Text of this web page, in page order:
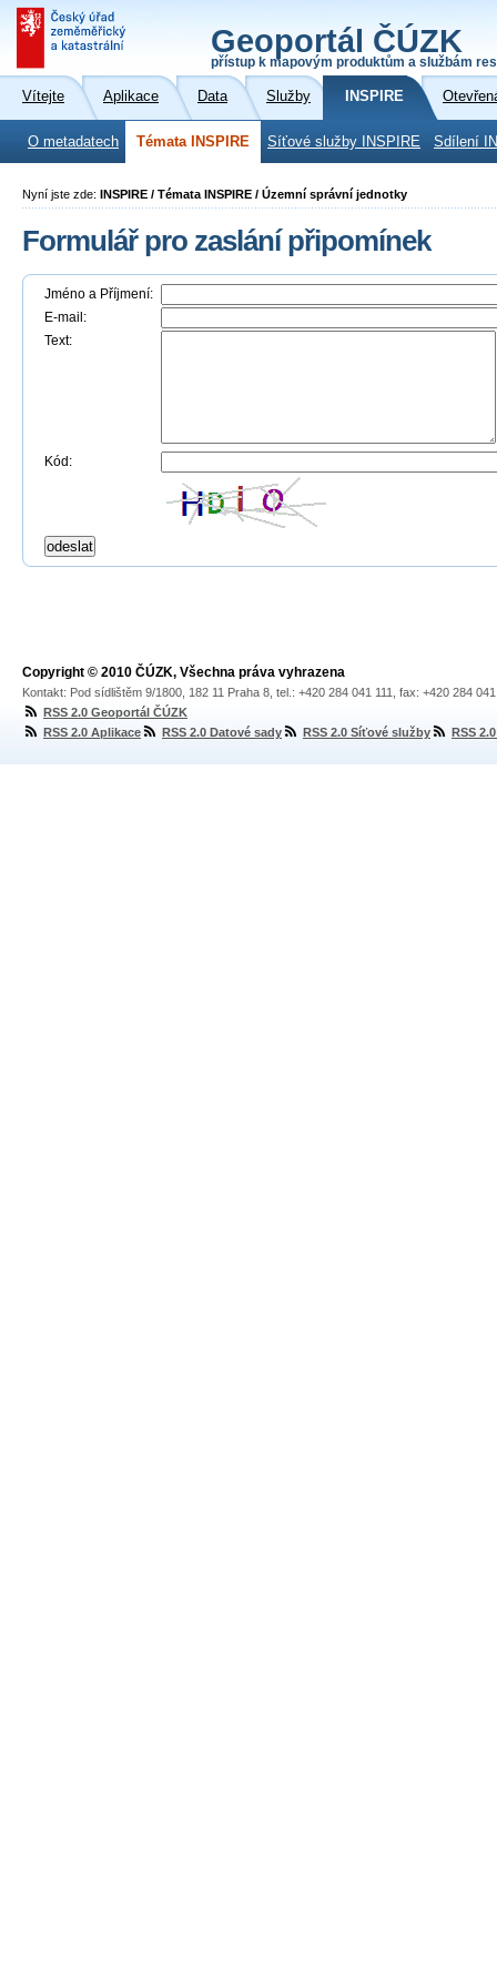
Geoportál ČÚZK
přístup k mapovým produktům a službám
Vítejte Aplikace Data Služby INSPIRE
O metadatech Témata INSPIRE Síťové služby INSPIRE Sdílení
Nyní jste zde: INSPIRE / Témata INSPIRE / Územní správní jednotky
Formulář pro zaslání připomínek
Jméno a Příjmení:
E-mail:
Text:
Kód:
Copyright © 2010 ČÚZK, Všechna práva vyhrazena
Kontakt: Pod sídlištěm 9/1800, 182 11 Praha 8, tel.: +420 284 041 111, fax: +420 284
RSS 2.0 Geoportál ČÚZK
RSS 2.0 Aplikace
RSS 2.0 Datové sady RSS 2.0 Síťové služby RSS